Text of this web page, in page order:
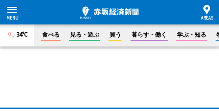
34°C 食べる 見る・遊ぶ 買う 暮らす・働く 学ぶ・知る